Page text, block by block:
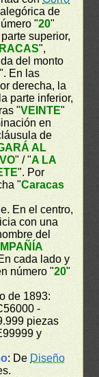
de
"20"
superior,
",
del monto
". En las
derecha, la
parte inferior,
"VEINTE"
en
de
AL
" / "A LA
". Por
"Caracas
En el centro,
con una
del
cada lado y
número "20"
de 1893:
-
piezas
y
: De Diseño